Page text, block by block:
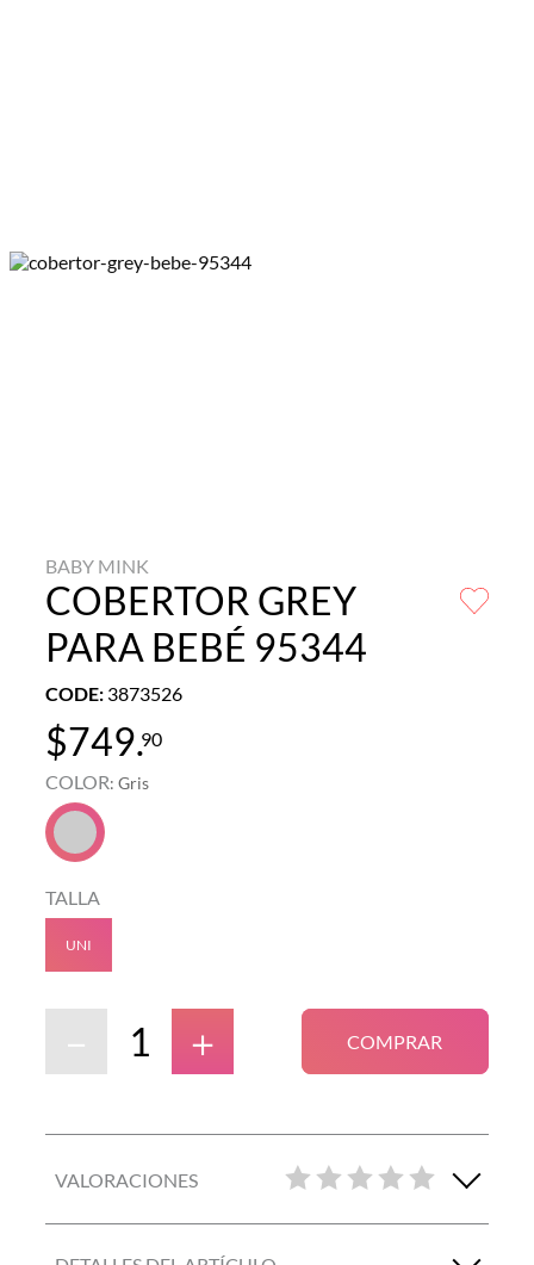
BABY MINK
COBERTOR GREY
PARA BEBÉ 95344
CODE: 3873526
$749.90
COLOR: Gris
TALLA
UNI
＋
－ COMPRAR
VALORACIONES